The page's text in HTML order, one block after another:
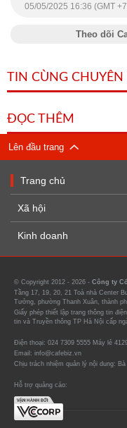
05/05/2025 16:36 (GMT
Theo dõi
TIN CÙNG CHUYÊN
ĐỌC THÊM
Lên đầu trang
Trang chủ
Xã hội
Kinh doanh
© Copyright 2012 - 2026 - Công ty
Tầng 17, 19, 20, 21 Toà nhà Center
Tưởng, phường Thanh Xuân, thành
Giấy phép thiết lập trang thông tin
tin và Truyền thông TP Hà Nội cấp
Điện thoại: 024 7309 5555 Máy lẻ
Email: info@cafebiz.vn
Chịu trách nhiệm quản lý nội dung:
Hỗ trợ quảng cáo: